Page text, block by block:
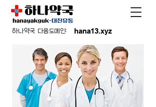
hana13.xyz
하나약국 다음도메인: